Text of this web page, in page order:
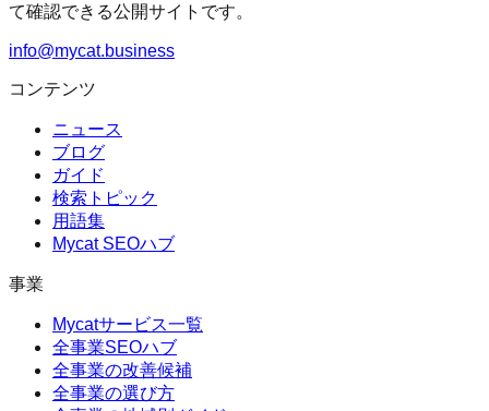
て確認できる公開サイトです。
info@mycat.business
コンテンツ
ニュース
ブログ
ガイド
検索トピック
用語集
Mycat SEOハブ
事業
Mycatサービス一覧
全事業SEOハブ
全事業の改善候補
全事業の選び方